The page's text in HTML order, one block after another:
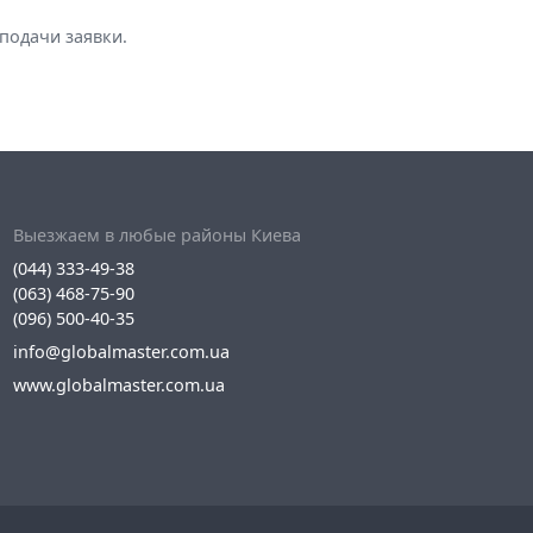
заявки.
Выезжаем в любые районы Киева
(044) 333-49-38
(063) 468-75-90
(096) 500-40-35
info@globalmaster.com.ua
www.globalmaster.com.ua